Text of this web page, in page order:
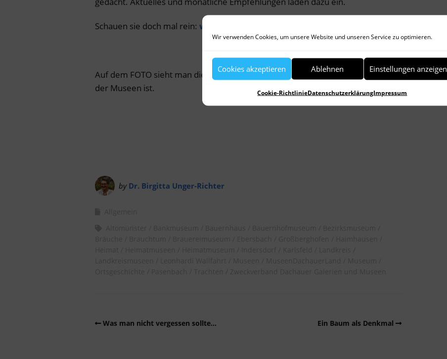
Wir verwenden Cookies, um unsere Website und unseren Service zu optimieren.
Cookies akzeptieren Ablehnen Einstellungen anzeigen
Cookie-RichtlinieDatenschutzerklärungImpressum
Schauen sie doch mal rein: www.museen-dachauer-land.de
Auf dem FOTO sieht man die Landkarte, die Bestandteil des neues Werbeflyers
der Museen ist.
by Dr. Birgitta Unger-Richter
Was man nicht vergessen sollte… Ein Baum als Denkmal